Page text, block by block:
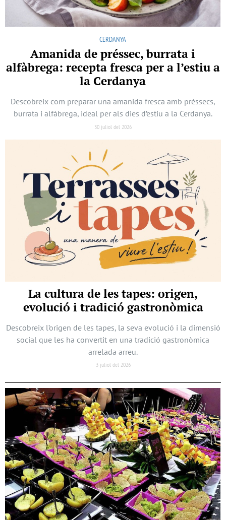
CERDANYA
Amanida de préssec, burrata i
alfàbrega: recepta fresca per a l’estiu a
la Cerdanya
Descobreix com preparar una amanida fresca amb préssecs,
burrata i alfàbrega, ideal per als dies d’estiu a la Cerdanya.
30 juliol del 2026
La cultura de les tapes: origen,
evolució i tradició gastronòmica
Descobreix l’origen de les tapes, la seva evolució i la dimensió
social que les ha convertit en una tradició gastronòmica
arrelada arreu.
3 juliol del 2026